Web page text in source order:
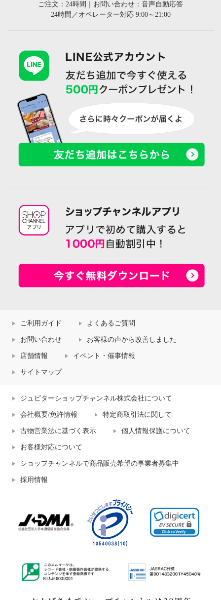
ご注文：24時間｜お問い合わせ：音声自動応答
24時間／オペレーター対応 9:00～21:00
ご利用ガイド よくあるご質問
お問い合わせ お客様の声から改善しました
店舗情報 イベント・催事情報
サイトマップ
ジュピターショップチャンネル株式会社について
会社概要/免許情報 特定商取引法に関して
古物営業法に基づく表示 個人情報保護について
お客様対応について
ショップチャンネルで商品販売希望の事業者募集中
採用情報